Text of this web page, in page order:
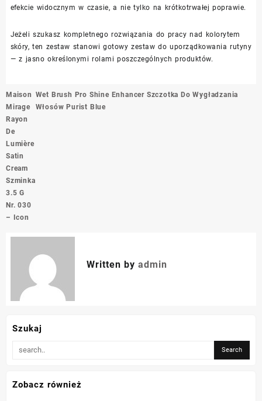
efekcie widocznym w czasie, a nie tylko na krótkotrwałej poprawie.
Jeżeli szukasz kompletnego rozwiązania do pracy nad kolorytem
skóry, ten zestaw stanowi gotowy zestaw do uporządkowania rutyny
— z jasno określonymi rolami poszczególnych produktów.
Nawigacja
wpisu
Maison
Mirage
Rayon
De
Lumière
Satin
Cream
Szminka
3.5 G
Nr. 030
– Icon
Wet Brush Pro Shine Enhancer Szczotka Do Wygładzania
Włosów Purist Blue
Written by admin
Szukaj
Zobacz również